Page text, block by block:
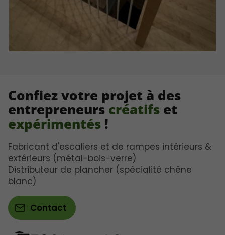
Confiez votre projet à des
entrepreneurs créatifs et
expérimentés !
Fabricant d'escaliers et de rampes intérieurs &
extérieurs (métal-bois-verre)
Distributeur de plancher (spécialité chêne
blanc)
Contact